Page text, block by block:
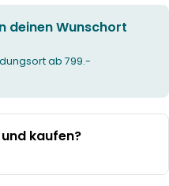
deinen Wunschort
ab 799.-
kaufen?